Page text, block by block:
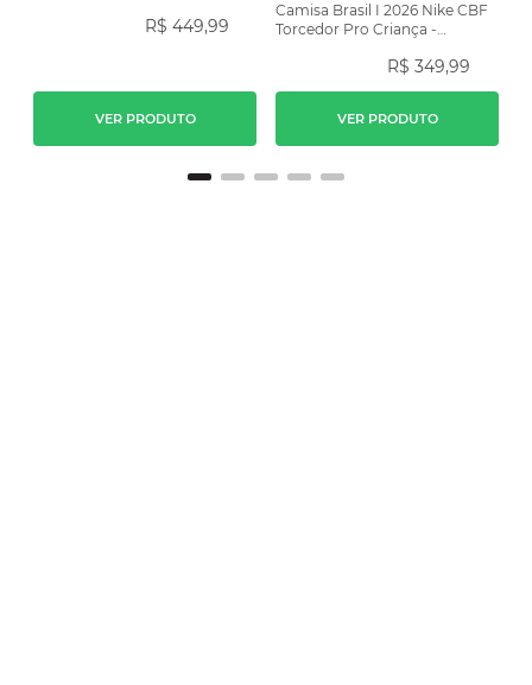
R$ 449,99
VER PRODUTO
Camisa Brasil I 2026 Nike CBF
Torcedor Pro Criança -
R$ 349,99
VER PRODUTO